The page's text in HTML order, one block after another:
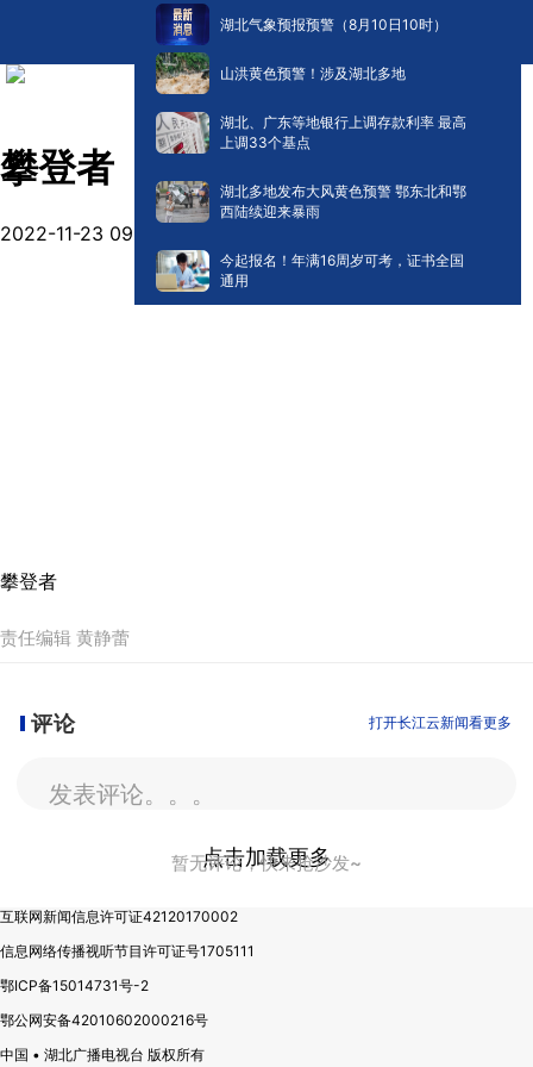
湖北气象预报预警（8月10日10时）
山洪黄色预警！涉及湖北多地
湖北、广东等地银行上调存款利率 最高
上调33个基点
湖北多地发布大风黄色预警 鄂东北和鄂
西陆续迎来暴雨
今起报名！年满16周岁可考，证书全国
通用
攀登者
2022-11-23 09:22
攀登者
责任编辑 黄静蕾
评论 打开长江云新闻看更多
发表评论。。。
暂无评论，快来抢沙发~
点击加载更多
互联网新闻信息许可证42120170002
信息网络传播视听节目许可证号1705111
鄂ICP备15014731号-2
鄂公网安备42010602000216号
中国 • 湖北广播电视台 版权所有